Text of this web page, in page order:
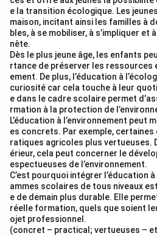
e la transition écologique. Les
maison, incitant ainsi les familles à
bles, à se mobiliser, à s’impliquer et
nète.
Dès le plus jeune âge, les enfants
rtance de préserver les ressources
ement. De plus, l’éducation à
curiosité car cela touche à leur
e dans le cadre scolaire permet
rmation à la protection de
L’éducation à l’environnement peut
es concrets. Par exemple,
ratiques agricoles plus vertueuses.
érieur, cela peut concerner le
espectueuses de l’environnement.
C’est pourquoi intégrer l’éducation
ammes scolaires de tous niveaux
e de demain plus durable. Elle
réelle formation, quels que soient
ojet professionnel.
(concret – practical; vertueuses –